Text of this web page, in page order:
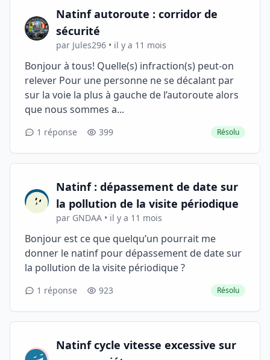
Natinf autoroute : corridor de
sécurité
par Jules296 • il y a 11 mois
Bonjour à tous! Quelle(s) infraction(s) peut-on
relever Pour une personne ne se décalant par
sur la voie la plus à gauche de l’autoroute alors
que nous sommes a...
1 réponse 399 Résolu
Natinf : dépassement de date sur
la pollution de la visite périodique
par GNDAA • il y a 11 mois
Bonjour est ce que quelqu’un pourrait me
donner le natinf pour dépassement de date sur
la pollution de la visite périodique ?
1 réponse 923 Résolu
Natinf cycle vitesse excessive sur